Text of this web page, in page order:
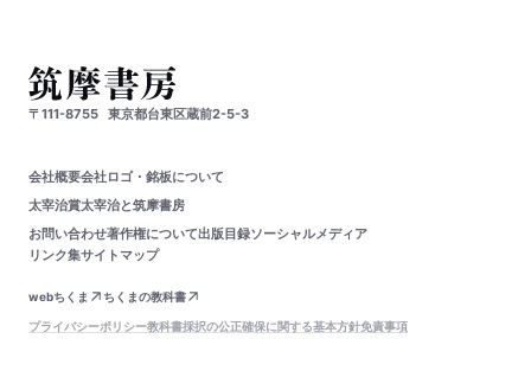
〒111-8755 東京都台東区蔵前2-5-3
会社概要会社ロゴ・銘板について
太宰治賞太宰治と筑摩書房
お問い合わせ著作権について出版目録ソーシャルメディア
リンク集サイトマップ
webちくま
ちくまの教科書
プライバシーポリシー教科書採択の公正確保に関する基本方針免責事項